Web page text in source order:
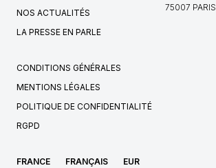
NOS ACTUALITÉS
LA PRESSE EN PARLE
75007 PARIS
CONDITIONS GÉNÉRALES
MENTIONS LÉGALES
POLITIQUE DE CONFIDENTIALITÉ
RGPD
FRANCE FRANÇAIS EUR